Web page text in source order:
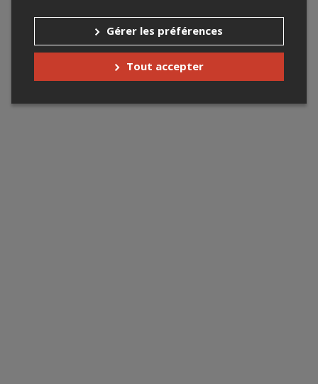
Gérer les préférences
Tout accepter